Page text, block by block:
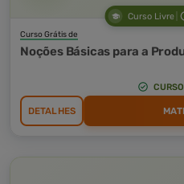
Curso Livre
Curso Grátis de
Noções Básicas para a
DETALHES